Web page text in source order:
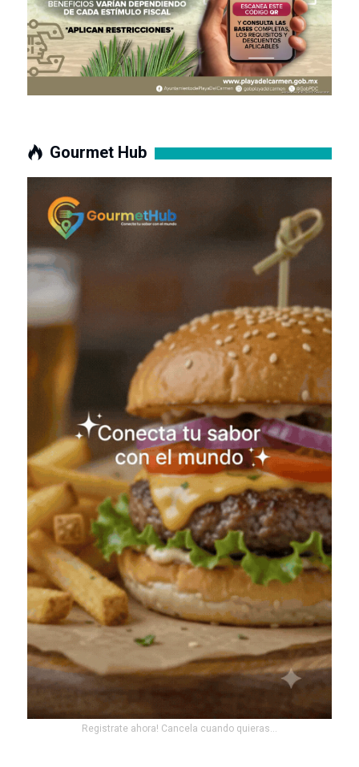
Gourmet Hub
Registrate ahora! Cancela cuando quieras...